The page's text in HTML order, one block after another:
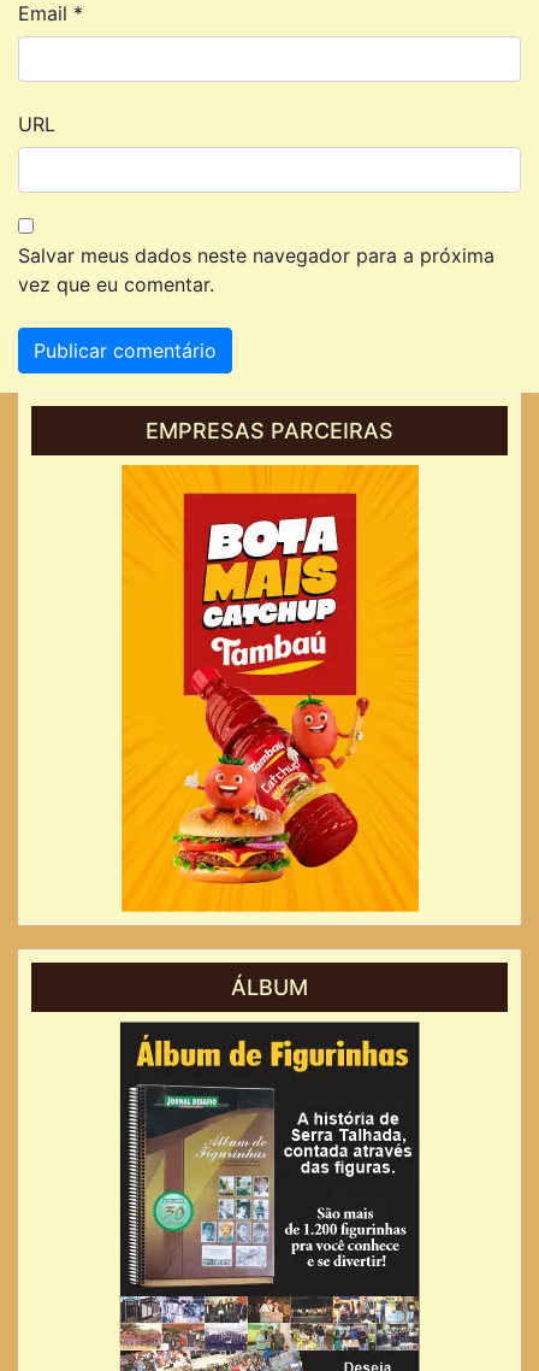
Email *
URL
Salvar meus dados neste navegador para a próxima
vez que eu comentar.
EMPRESAS PARCEIRAS
ÁLBUM